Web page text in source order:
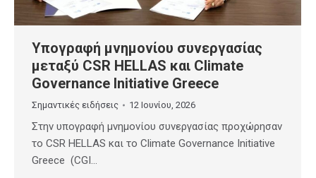
Υπογραφή μνημονίου συνεργασίας
μεταξύ CSR HELLAS και Climate
Governance Initiative Greece
Σημαντικές ειδήσεις 12 Ιουνίου, 2026
Στην υπογραφή μνημονίου συνεργασίας προχώρησαν
το CSR HELLAS και το Climate Governance Initiative
Greece (CGI…